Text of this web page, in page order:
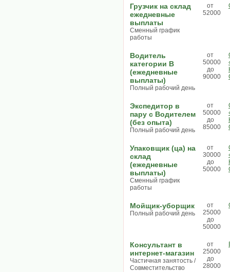
Грузчик на склад
ежедневные
выплаты
Сменный график
работы
от
52000
Водитель
категории В
(ежедневные
выплаты)
Полный рабочий день
от
50000
до
90000
Экспедитор в
пару с Водителем
(без опыта)
Полный рабочий день
от
50000
до
85000
Упаковщик (ца) на
склад
(ежедневные
выплаты)
Сменный график
работы
от
30000
до
50000
Мойщик-уборщик
Полный рабочий день
от
25000
до
50000
Консультант в
интернет-магазин
Частичная занятость /
Совместительство
от
25000
до
28000